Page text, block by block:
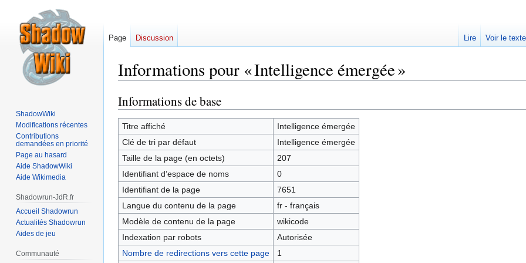
Informations pour « Intelligence émergée »
Aller
à
la
navigation
Aller
à
la
recherche
Informations de base
Titre affiché
Intelligence émergée
Clé de tri par défaut
Intelligence émergée
Taille de la page (en octets)
207
Identifiant dʼespace de noms
0
Identifiant de la page
7651
Langue du contenu de la page
fr - français
Modèle de contenu de la page
wikicode
Indexation par robots
Autorisée
Nombre de redirections vers cette page
1
Page Discussion Lire Voir le
ShadowWiki
Modifications récentes
Contributions
demandées en priorité
Page au hasard
Aide ShadowWiki
Aide Wikimedia
Shadowrun-JdR.fr
Accueil Shadowrun
Actualités Shadowrun
Aides de jeu
Communauté